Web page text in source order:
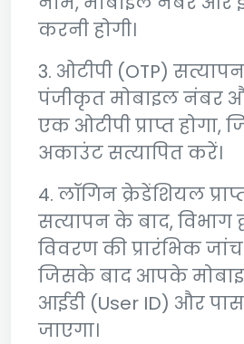
करनी होगी।
3. ओटीपी (OTP)
पंजीकृत मोबाइल नंबर
एक ओटीपी प्राप्त होगा,
अकाउंट सत्यापित करें।
4. लॉगिन क्रेडेंशियल
सत्यापन के बाद, विभाग
विवरण की प्रारंभिक
जिसके बाद आपके
आईडी (User ID) और
जाएगा।